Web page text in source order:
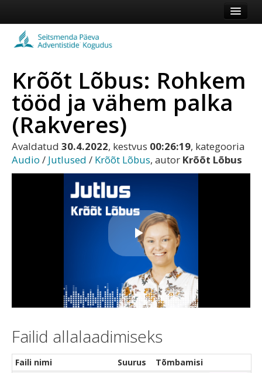
Koduleht
Vaata veel
Krõõt Lõbus: Rohkem
tööd ja vähem palka
(Rakveres)
Avaldatud 30.4.2022, kestvus 00:26:19, kategooria
Audio / Jutlused / Krõõt Lõbus, autor Krõõt Lõbus
Play
Video
Failid allalaadimiseks
Faili nimi Suurus
Tõmbamisi